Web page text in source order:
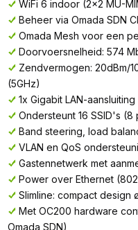
WiFi 6 indoor (2x2 MU-
Beheer via Omada SDN
Omada Mesh voor een
Doorvoersnelheid: 574
Zendvermogen: 20dBm/
(5GHz)
1x Gigabit LAN-aansluiting
Ondersteunt 16 SSID's
Band steering, load
VLAN en QoS
Gastennetwerk met
Power over Ethernet
Slimline: compact design
Met OC200 hardware
Omada SDN)